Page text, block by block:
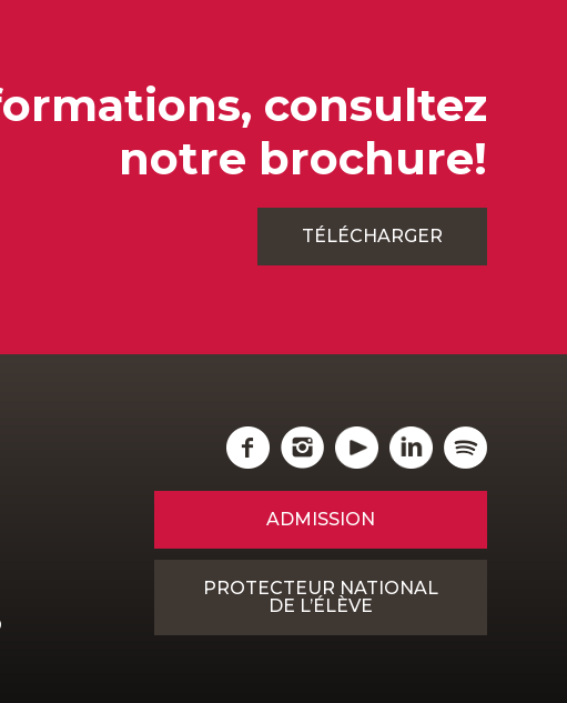
consultez
notre brochure!
TÉLÉCHARGER
ADMISSION
PROTECTEUR NATIONAL
DE L’ÉLÈVE